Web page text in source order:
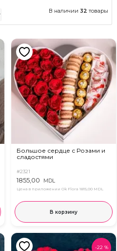
В наличии 32 товары
Большое сердце с Розами и
сладостями
#2321
1855,00 MDL
Цена в приложении Ok Flora 1815,00 MDL
В корзину
-22%